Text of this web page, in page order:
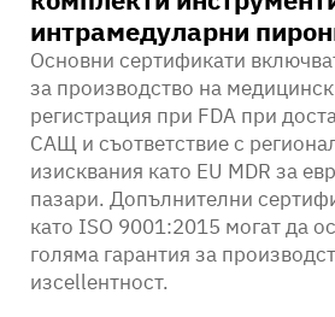
интрамедуларни
Основни сертификати
за производство на
регистрация при FDA при
САЩ и съответствие с
изисквания като EU MDR за
пазари. Допълнителни
като ISO 9001:2015 могат да
голяма гарантия за
изcellентност.